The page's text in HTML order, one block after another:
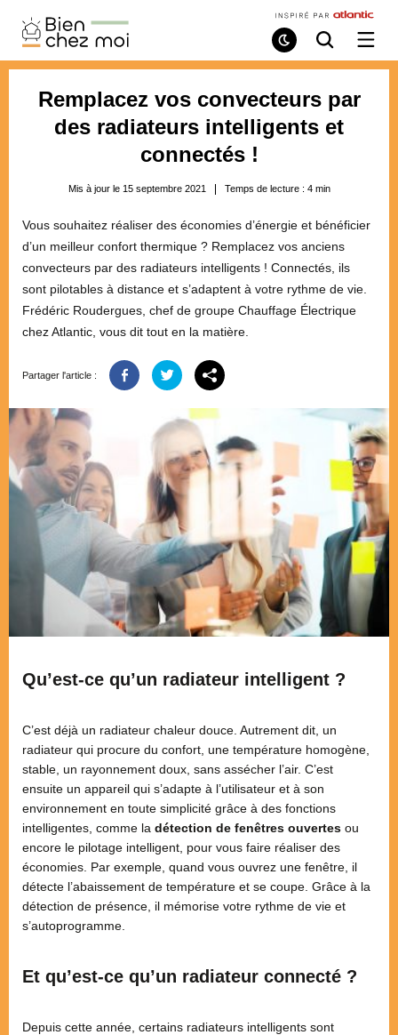
Bien
Chez
Moi
Mode
de
Recherche
/
Remplacez vos convecteurs par
des radiateurs intelligents et
connectés !
Mis à jour le 15 septembre 2021 Temps de lecture : 4 min
Vous souhaitez réaliser des économies d’énergie et bénéficier
d’un meilleur confort thermique ? Remplacez vos anciens
convecteurs par des radiateurs intelligents ! Connectés, ils
sont pilotables à distance et s’adaptent à votre rythme de vie.
Frédéric Roudergues, chef de groupe Chauffage Électrique
chez Atlantic, vous dit tout en la matière.
Partager l'article :
Qu’est-ce qu’un radiateur intelligent ?
C’est déjà un radiateur chaleur douce. Autrement dit, un
radiateur qui procure du confort, une température homogène,
stable, un rayonnement doux, sans assécher l’air. C’est
ensuite un appareil qui s’adapte à l’utilisateur et à son
environnement en toute simplicité grâce à des fonctions
intelligentes, comme la détection de fenêtres ouvertes ou
encore le pilotage intelligent, pour vous faire réaliser des
économies. Par exemple, quand vous ouvrez une fenêtre, il
détecte l’abaissement de température et se coupe. Grâce à la
détection de présence, il mémorise votre rythme de vie et
s’autoprogramme.
Et qu’est-ce qu’un radiateur connecté ?
Depuis cette année, certains radiateurs intelligents sont